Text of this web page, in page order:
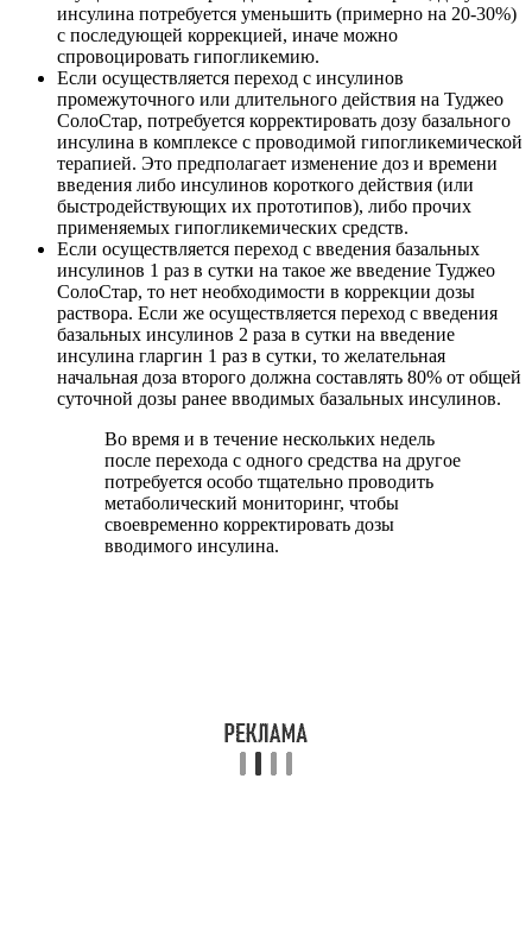
инсулина потребуется уменьшить (примерно на 20-30%)
с последующей коррекцией, иначе можно
спровоцировать гипогликемию.
Если осуществляется переход с инсулинов
промежуточного или длительного действия на Туджео
СолоСтар, потребуется корректировать дозу базального
инсулина в комплексе с проводимой гипогликемической
терапией. Это предполагает изменение доз и времени
введения либо инсулинов короткого действия (или
быстродействующих их прототипов), либо прочих
применяемых гипогликемических средств.
Если осуществляется переход с введения базальных
инсулинов 1 раз в сутки на такое же введение Туджео
СолоСтар, то нет необходимости в коррекции дозы
раствора. Если же осуществляется переход с введения
базальных инсулинов 2 раза в сутки на введение
инсулина гларгин 1 раз в сутки, то желательная
начальная доза второго должна составлять 80% от общей
суточной дозы ранее вводимых базальных инсулинов.
Во время и в течение нескольких недель
после перехода с одного средства на другое
потребуется особо тщательно проводить
метаболический мониторинг, чтобы
своевременно корректировать дозы
вводимого инсулина.